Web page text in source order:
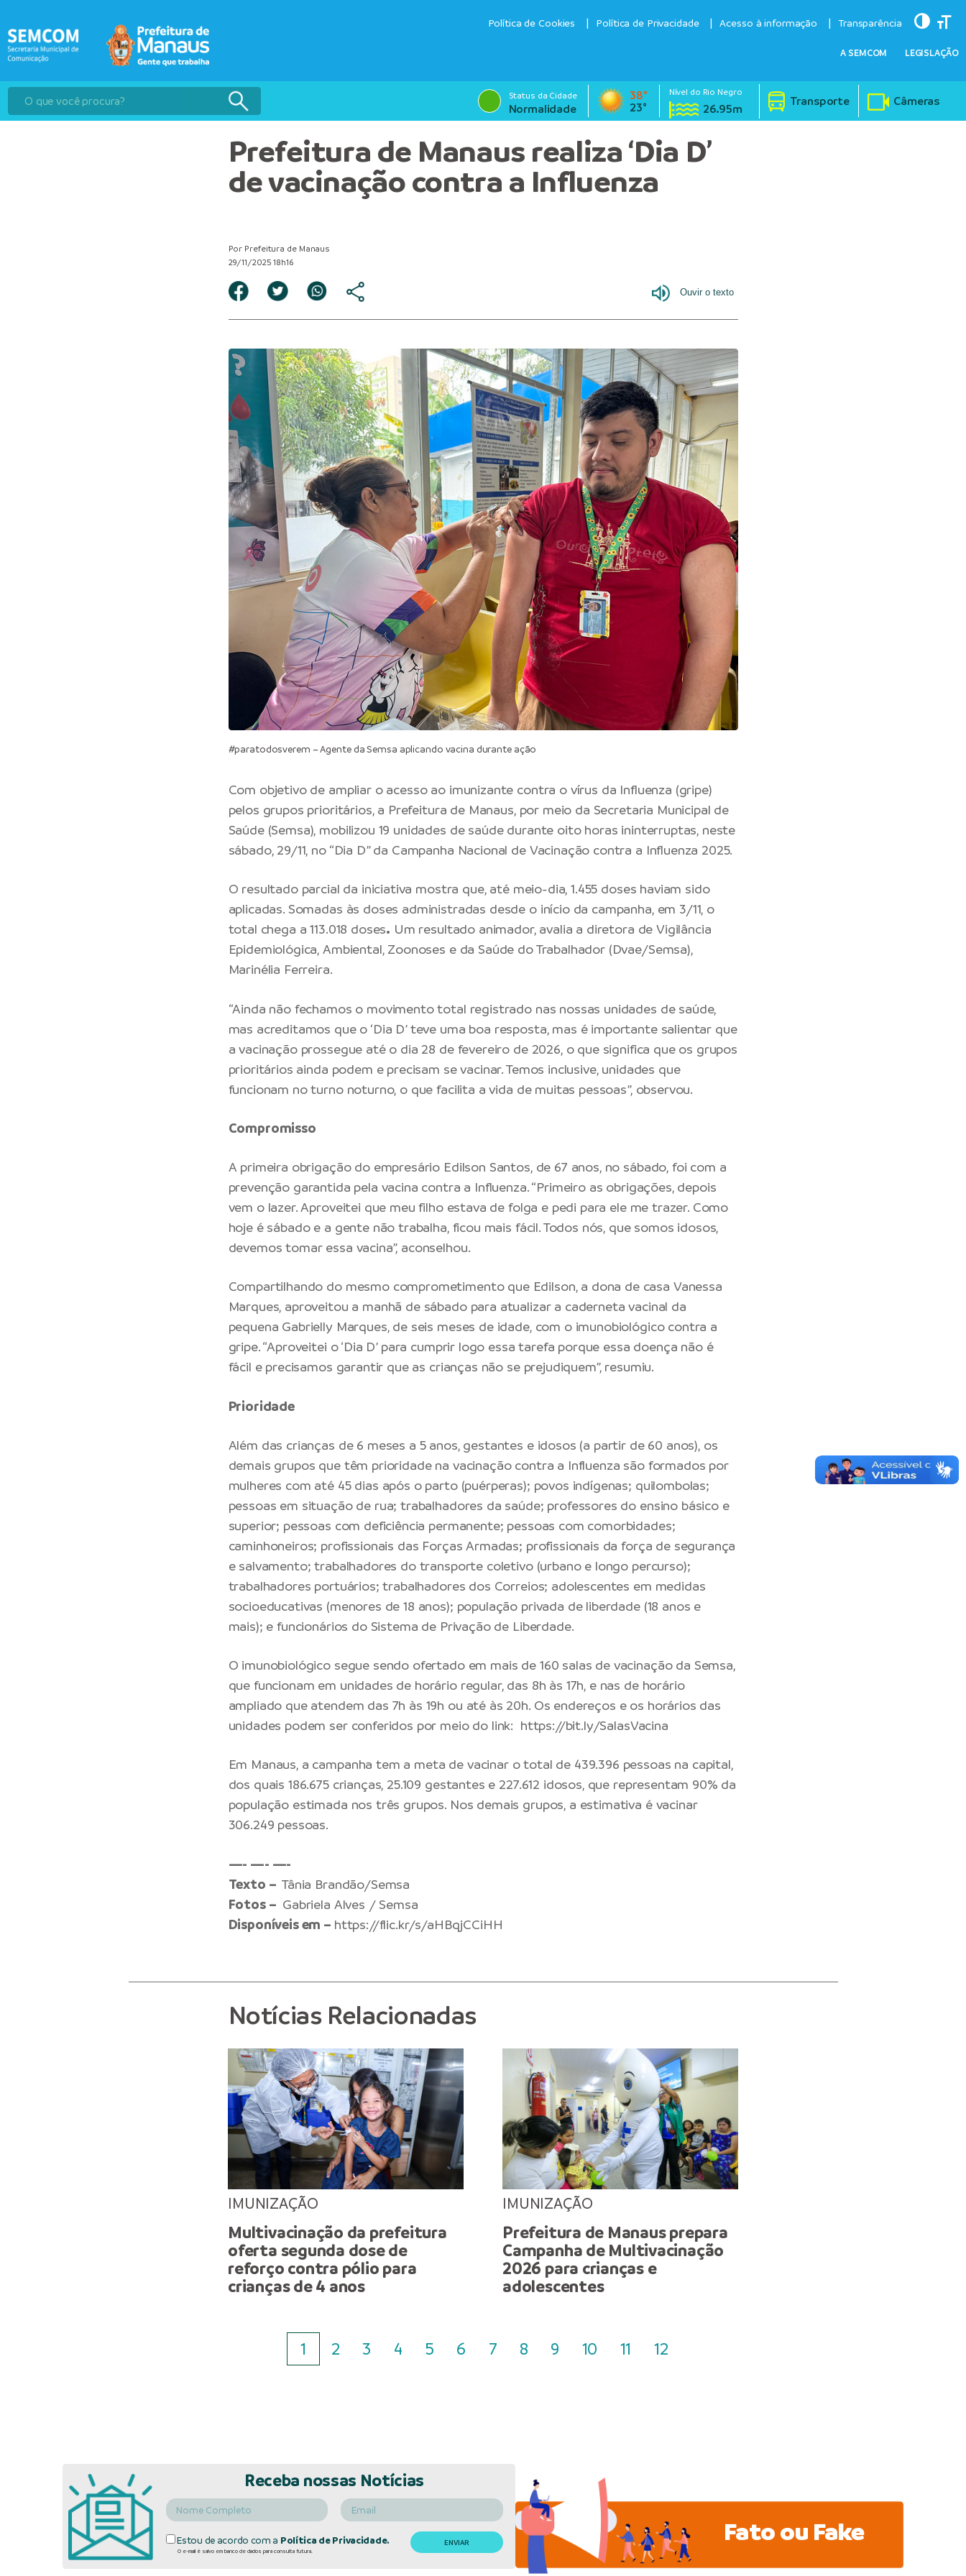
Política de Cookies Política de Privacidade Acesso à informação Transparência
A SEMCOM LEGISLAÇÃO
Status da Cidade
Normalidade
38°
23°
Nível do Rio Negro
26.95m Transporte Câmeras
Prefeitura de Manaus realiza ‘Dia D’
de vacinação contra a Influenza
Por Prefeitura de Manaus
29/11/2025 18h16
#paratodosverem – Agente da Semsa aplicando vacina durante ação
Com objetivo de ampliar o acesso ao imunizante contra o vírus da Influenza (gripe)
pelos grupos prioritários, a Prefeitura de Manaus, por meio da Secretaria Municipal de
Saúde (Semsa), mobilizou 19 unidades de saúde durante oito horas ininterruptas, neste
sábado, 29/11, no “Dia D” da Campanha Nacional de Vacinação contra a Influenza 2025.
O resultado parcial da iniciativa mostra que, até meio-dia, 1.455 doses haviam sido
aplicadas. Somadas às doses administradas desde o início da campanha, em 3/11, o
total chega a 113.018 doses. Um resultado animador, avalia a diretora de Vigilância
Epidemiológica, Ambiental, Zoonoses e da Saúde do Trabalhador (Dvae/Semsa),
Marinélia Ferreira.
“Ainda não fechamos o movimento total registrado nas nossas unidades de saúde,
mas acreditamos que o ‘Dia D’ teve uma boa resposta, mas é importante salientar que
a vacinação prossegue até o dia 28 de fevereiro de 2026, o que significa que os grupos
prioritários ainda podem e precisam se vacinar. Temos inclusive, unidades que
funcionam no turno noturno, o que facilita a vida de muitas pessoas”, observou.
Compromisso
A primeira obrigação do empresário Edilson Santos, de 67 anos, no sábado, foi com a
prevenção garantida pela vacina contra a Influenza. “Primeiro as obrigações, depois
vem o lazer. Aproveitei que meu filho estava de folga e pedi para ele me trazer. Como
hoje é sábado e a gente não trabalha, ficou mais fácil. Todos nós, que somos idosos,
devemos tomar essa vacina”, aconselhou.
Compartilhando do mesmo comprometimento que Edilson, a dona de casa Vanessa
Marques, aproveitou a manhã de sábado para atualizar a caderneta vacinal da
pequena Gabrielly Marques, de seis meses de idade, com o imunobiológico contra a
gripe. “Aproveitei o ‘Dia D’ para cumprir logo essa tarefa porque essa doença não é
fácil e precisamos garantir que as crianças não se prejudiquem”, resumiu.
Prioridade
Além das crianças de 6 meses a 5 anos, gestantes e idosos (a partir de 60 anos), os
demais grupos que têm prioridade na vacinação contra a Influenza são formados por
mulheres com até 45 dias após o parto (puérperas); povos indígenas; quilombolas;
pessoas em situação de rua; trabalhadores da saúde; professores do ensino básico e
superior; pessoas com deficiência permanente; pessoas com comorbidades;
caminhoneiros; profissionais das Forças Armadas; profissionais da força de segurança
e salvamento; trabalhadores do transporte coletivo (urbano e longo percurso);
trabalhadores portuários; trabalhadores dos Correios; adolescentes em medidas
socioeducativas (menores de 18 anos); população privada de liberdade (18 anos e
mais); e funcionários do Sistema de Privação de Liberdade.
O imunobiológico segue sendo ofertado em mais de 160 salas de vacinação da Semsa,
que funcionam em unidades de horário regular, das 8h às 17h, e nas de horário
ampliado que atendem das 7h às 19h ou até às 20h. Os endereços e os horários das
unidades podem ser conferidos por meio do link: https://bit.ly/SalasVacina
Em Manaus, a campanha tem a meta de vacinar o total de 439.396 pessoas na capital,
dos quais 186.675 crianças, 25.109 gestantes e 227.612 idosos, que representam 90% da
população estimada nos três grupos. Nos demais grupos, a estimativa é vacinar
306.249 pessoas.
—- —- —-
Texto –Tânia Brandão/Semsa
Fotos – Gabriela Alves / Semsa
Disponíveis em – https://flic.kr/s/aHBqjCCiHH
Notícias Relacionadas
IMUNIZAÇÃO
Multivacinação da prefeitura
oferta segunda dose de
reforço contra pólio para
crianças de 4 anos
IMUNIZAÇÃO
Prefeitura de Manaus prepara
Campanha de Multivacinação
2026 para crianças e
adolescentes
1 2 3 4 5 6 7 8 9 10 11 12
Receba nossas Notícias
Estou de acordo com a Política de Privacidade.
O e-mail é salvo em banco de dados para consulta futura.
Fato ou Fake